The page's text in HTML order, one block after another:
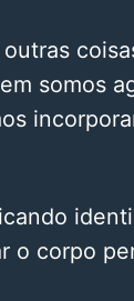
somos
o corpo